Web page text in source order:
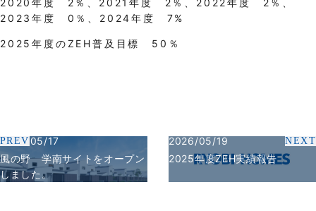
2020年度 2％、2021年度 2％、2022年度 2％、
2023年度 0％、2024年度 7%
2025年度のZEH普及目標 50％
PREV
2024/05/17
風の野 学南サイトをオープン
しました。
NEXT
2026/05/19
2025年度ZEH実績報告